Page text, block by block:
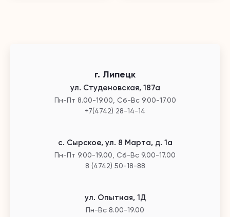
г. Липецк
ул. Студеновская, 187а
Пн-Пт 8.00-19.00, Сб-Вс 9.00-17.00
+7(4742) 28-14-14
с. Сырское, ул. 8 Марта, д. 1а
Пн-Пт 9.00-19.00, Сб-Вс 9.00-17.00
8 (4742) 50-18-88
ул. Опытная, 1Д
Пн-Вс 8.00-19.00